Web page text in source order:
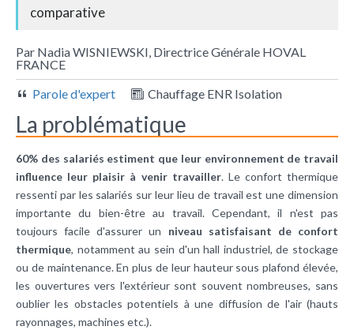
comparative
Par Nadia WISNIEWSKI, Directrice Générale HOVAL
FRANCE
Parole d'expert
Chauffage ENR Isolation
La problématique
60% des salariés estiment que leur environnement de travail
influence leur plaisir à venir travailler. Le confort thermique
ressenti par les salariés sur leur lieu de travail est une dimension
importante du bien-être au travail. Cependant, il n'est pas
toujours facile d'assurer un niveau satisfaisant de confort
thermique, notamment au sein d'un hall industriel, de stockage
ou de maintenance. En plus de leur hauteur sous plafond élevée,
les ouvertures vers l'extérieur sont souvent nombreuses, sans
oublier les obstacles potentiels à une diffusion de l'air (hauts
rayonnages, machines etc.).